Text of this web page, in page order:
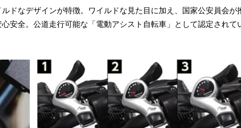
ドなデザインが特徴。ワイルドな見た目に加え、国家公安員会が
安全。公道走行可能な「電動アシスト自転車」として認定されて